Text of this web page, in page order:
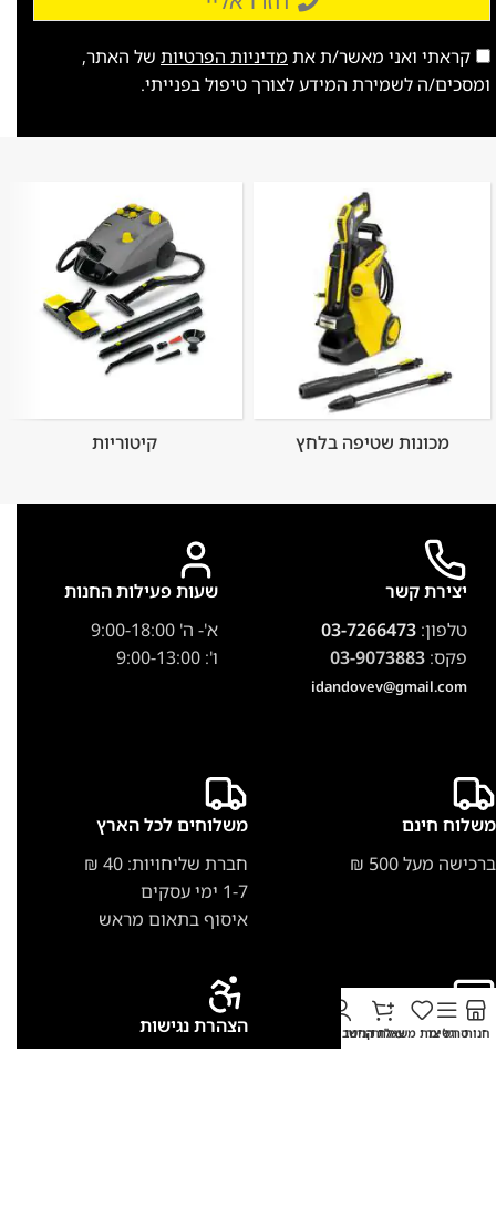
קראתי ואני מאשר/ת את מדיניות הפרטיות של האתר,
ומסכים/ה לשמירת המידע לצורך טיפול בפנייתי.
מכונות שטיפה בלחץ קיטוריות
יצירת קשר
טלפון:03-7266473
פקס:03-9073883
idandovev@gmail.com
שעות פעילות החנות
א'- ה' 9:00-18:00
ו': 9:00-13:00
משלוח חינם
ברכישה מעל 500 ₪
משלוחים לכל הארץ
חברת שליחויות: 40 ₪
1-7 ימי עסקים
איסוף בתאום מראש
תשלום מאובטח
הצהרת נגישות
חנותסרגל צד
רשימת משאלות
עגלת קניותהחשבון שלי